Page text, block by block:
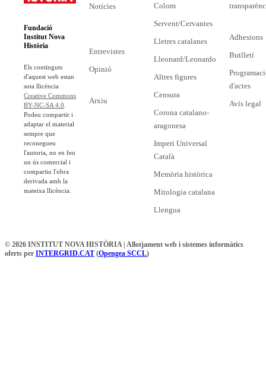
Fundació
Institut Nova
Història
Els continguts
d'aquest web estan
sota llicència
Creative Commons
BY-NC-SA 4.0
Podeu compartir i
adaptar el material
sempre que
reconegueu
l'autoria, no en feu
un ús comercial i
compartiu l'obra
derivada amb la
mateixa llicència.
Notícies
Entrevistes
Opinió
Arxiu
Colom
Servent/Cervantes
Lletres catalanes
Lleonard/Leonardo
Altres figures
Censura
Corona catalano-
aragonesa
Imperi Universal
Català
Memòria històrica
Mitologia catalana
Llengua
Adhesions
Butlletí
d'actes
Avís legal
© 2026 INSTITUT NOVA HISTÒRIA | Allotjament web i sistemes informàtics
oferts per INTERGRID.CAT (Opengea SCCL)